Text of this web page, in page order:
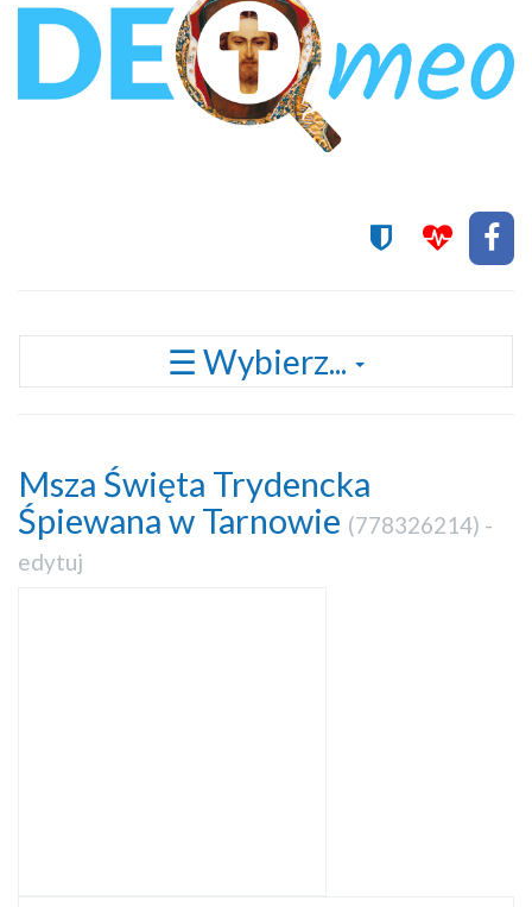
Przełącz
☰ Wybierz...
Msza Święta Trydencka
Śpiewana w Tarnowie (778326214) -
edytuj